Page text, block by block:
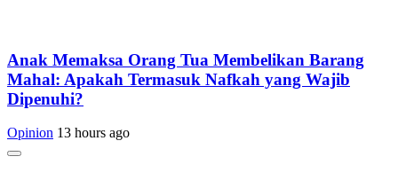
Anak Memaksa Orang Tua Membelikan Barang
Mahal: Apakah Termasuk Nafkah yang Wajib
Dipenuhi?
Opinion 13 hours ago